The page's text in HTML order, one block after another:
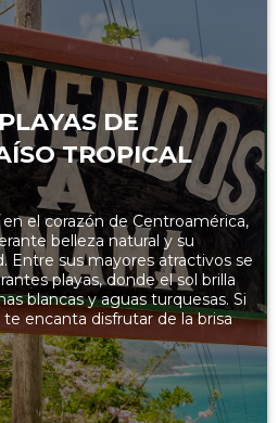
DE
TROPICAL
el corazón de Centroamérica,
belleza natural y su
Entre sus mayores atractivos se
playas, donde el sol brilla
blancas y aguas turquesas. Si
encanta disfrutar de la brisa